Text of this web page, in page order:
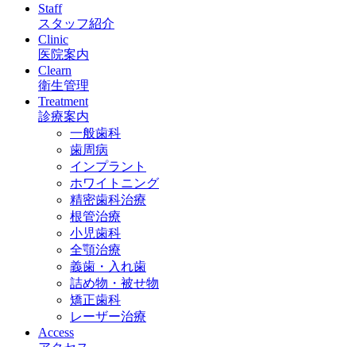
Staff
スタッフ紹介
Clinic
医院案内
Clearn
衛生管理
Treatment
診療案内
一般歯科
歯周病
インプラント
ホワイトニング
精密歯科治療
根管治療
小児歯科
全顎治療
義歯・入れ歯
詰め物・被せ物
矯正歯科
レーザー治療
Access